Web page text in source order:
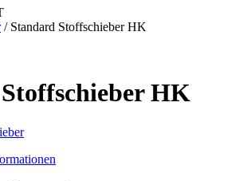
/ Standard Stoffschieber HK
HK